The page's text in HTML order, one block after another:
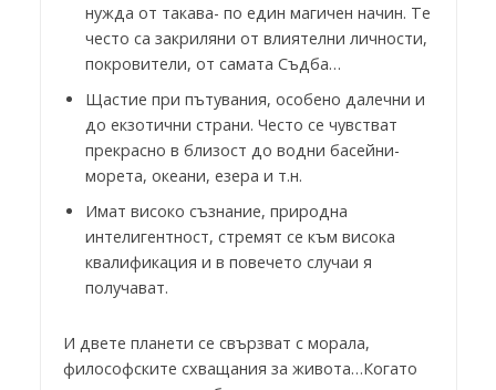
нужда от такава- по един магичен начин. Те
често са закриляни от влиятелни личности,
покровители, от самата Съдба…
Щастие при пътувания, особено далечни и
до екзотични страни. Често се чувстват
прекрасно в близост до водни басейни-
морета, океани, езера и т.н.
Имат високо съзнание, природна
интелигентност, стремят се към висока
квалификация и в повечето случаи я
получават.
И двете планети се свързват с морала,
философските схващания за живота…Когато